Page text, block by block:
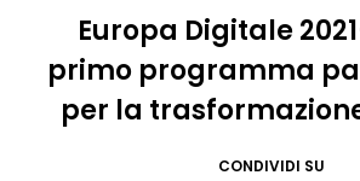
Europa Digitale
primo programma
per la
CONDIVIDI SU